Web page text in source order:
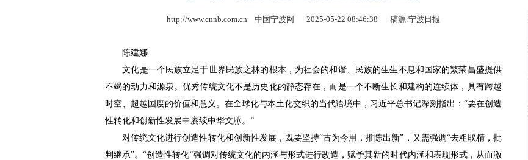
http://www.cnnb.com.cn 中国宁波网 2025-05-22 08:46:38 稿源:宁波日报
陈建娜
文化是一个民族立足于世界民族之林的根本，为社会的和谐、民族的生生不息和国家的繁荣昌盛提供
不竭的动力和源泉。优秀传统文化不是历史化的静态存在，而是一个不断生长和建构的连续体，具有跨越
时空、超越国度的价值和意义。在全球化与本土化交织的当代语境中，习近平总书记深刻指出：“要在创造
性转化和创新性发展中赓续中华文脉。”
对传统文化进行创造性转化和创新性发展，既要坚持“古为今用，推陈出新”，又需强调“去粗取精，批
判继承”。“创造性转化”强调对传统文化的内涵与形式进行改造，赋予其新的时代内涵和表现形式，从而激